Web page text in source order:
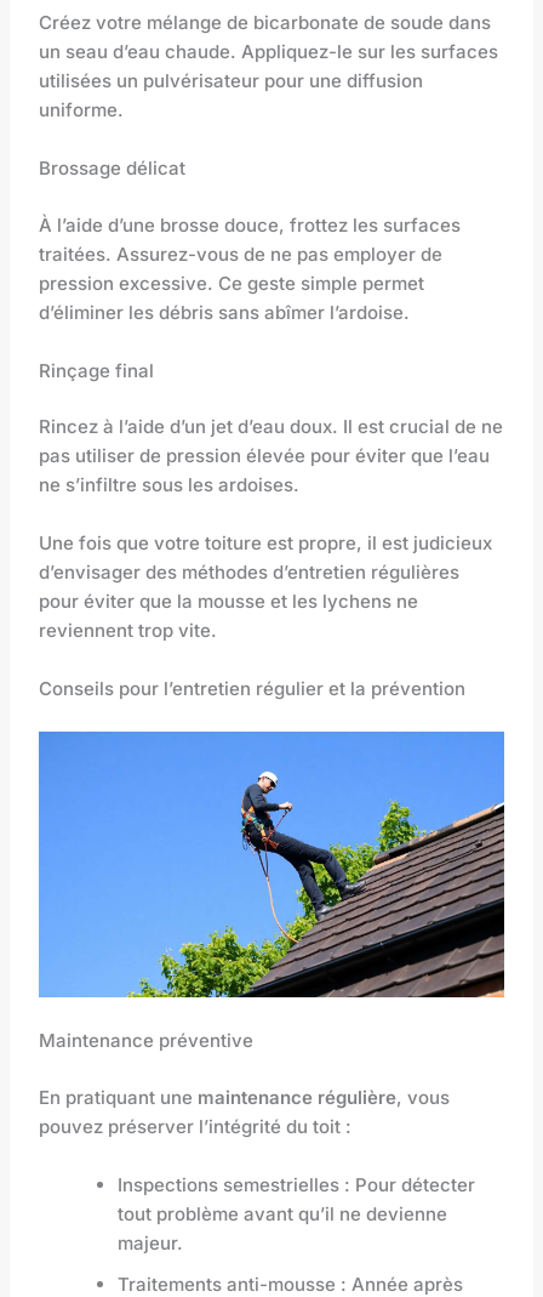
Créez votre mélange de bicarbonate de soude dans
un seau d’eau chaude. Appliquez-le sur les surfaces
utilisées un pulvérisateur pour une diffusion
uniforme.
Brossage délicat
À l’aide d’une brosse douce, frottez les surfaces
traitées. Assurez-vous de ne pas employer de
pression excessive. Ce geste simple permet
d’éliminer les débris sans abîmer l’ardoise.
Rinçage final
Rincez à l’aide d’un jet d’eau doux. Il est crucial de ne
pas utiliser de pression élevée pour éviter que l’eau
ne s’infiltre sous les ardoises.
Une fois que votre toiture est propre, il est judicieux
d’envisager des méthodes d’entretien régulières
pour éviter que la mousse et les lychens ne
reviennent trop vite.
Conseils pour l’entretien régulier et la prévention
Maintenance préventive
En pratiquant une maintenance régulière, vous
pouvez préserver l’intégrité du toit :
Inspections semestrielles : Pour détecter
tout problème avant qu’il ne devienne
majeur.
Traitements anti-mousse : Année après